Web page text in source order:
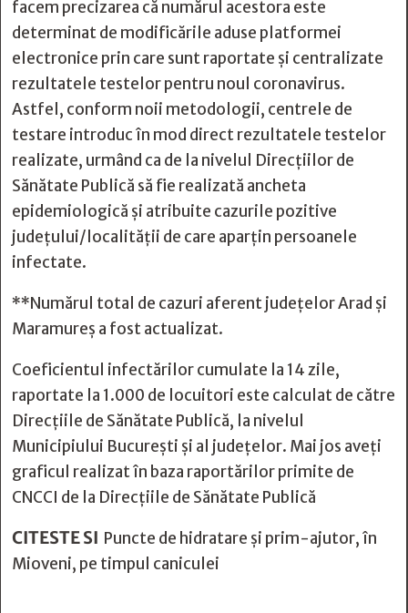
facem precizarea că numărul acestora este
determinat de modificările aduse platformei
electronice prin care sunt raportate și centralizate
rezultatele testelor pentru noul coronavirus.
Astfel, conform noii metodologii, centrele de
testare introduc în mod direct rezultatele testelor
realizate, urmând ca de la nivelul Direcțiilor de
Sănătate Publică să fie realizată ancheta
epidemiologică și atribuite cazurile pozitive
județului/localității de care aparțin persoanele
infectate.
**Numărul total de cazuri aferent județelor Arad și
Maramureș a fost actualizat.
Coeficientul infectărilor cumulate la 14 zile,
raportate la 1.000 de locuitori este calculat de către
Direcțiile de Sănătate Publică, la nivelul
Municipiului București și al județelor. Mai jos aveți
graficul realizat în baza raportărilor primite de
CNCCI de la Direcțiile de Sănătate Publică
CITESTE SI Puncte de hidratare și prim-ajutor, în
Mioveni, pe timpul caniculei